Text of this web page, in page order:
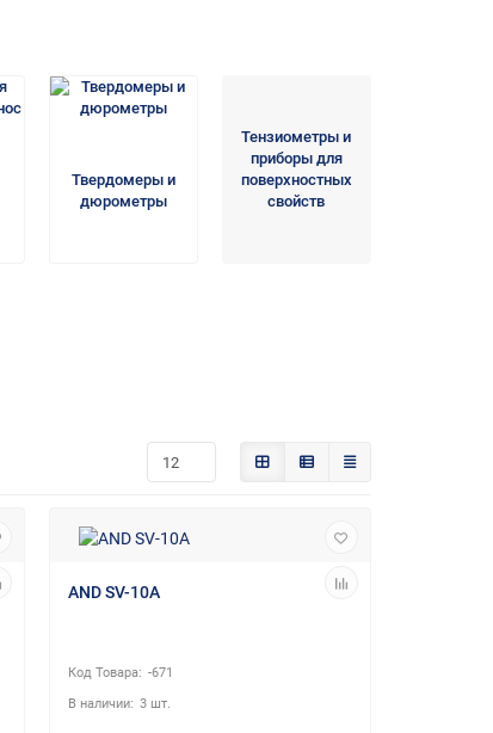
Твердомеры и
дюрометры
Тензиометры и
приборы для
поверхностных
свойств
AND SV-10A
-671
3 шт.